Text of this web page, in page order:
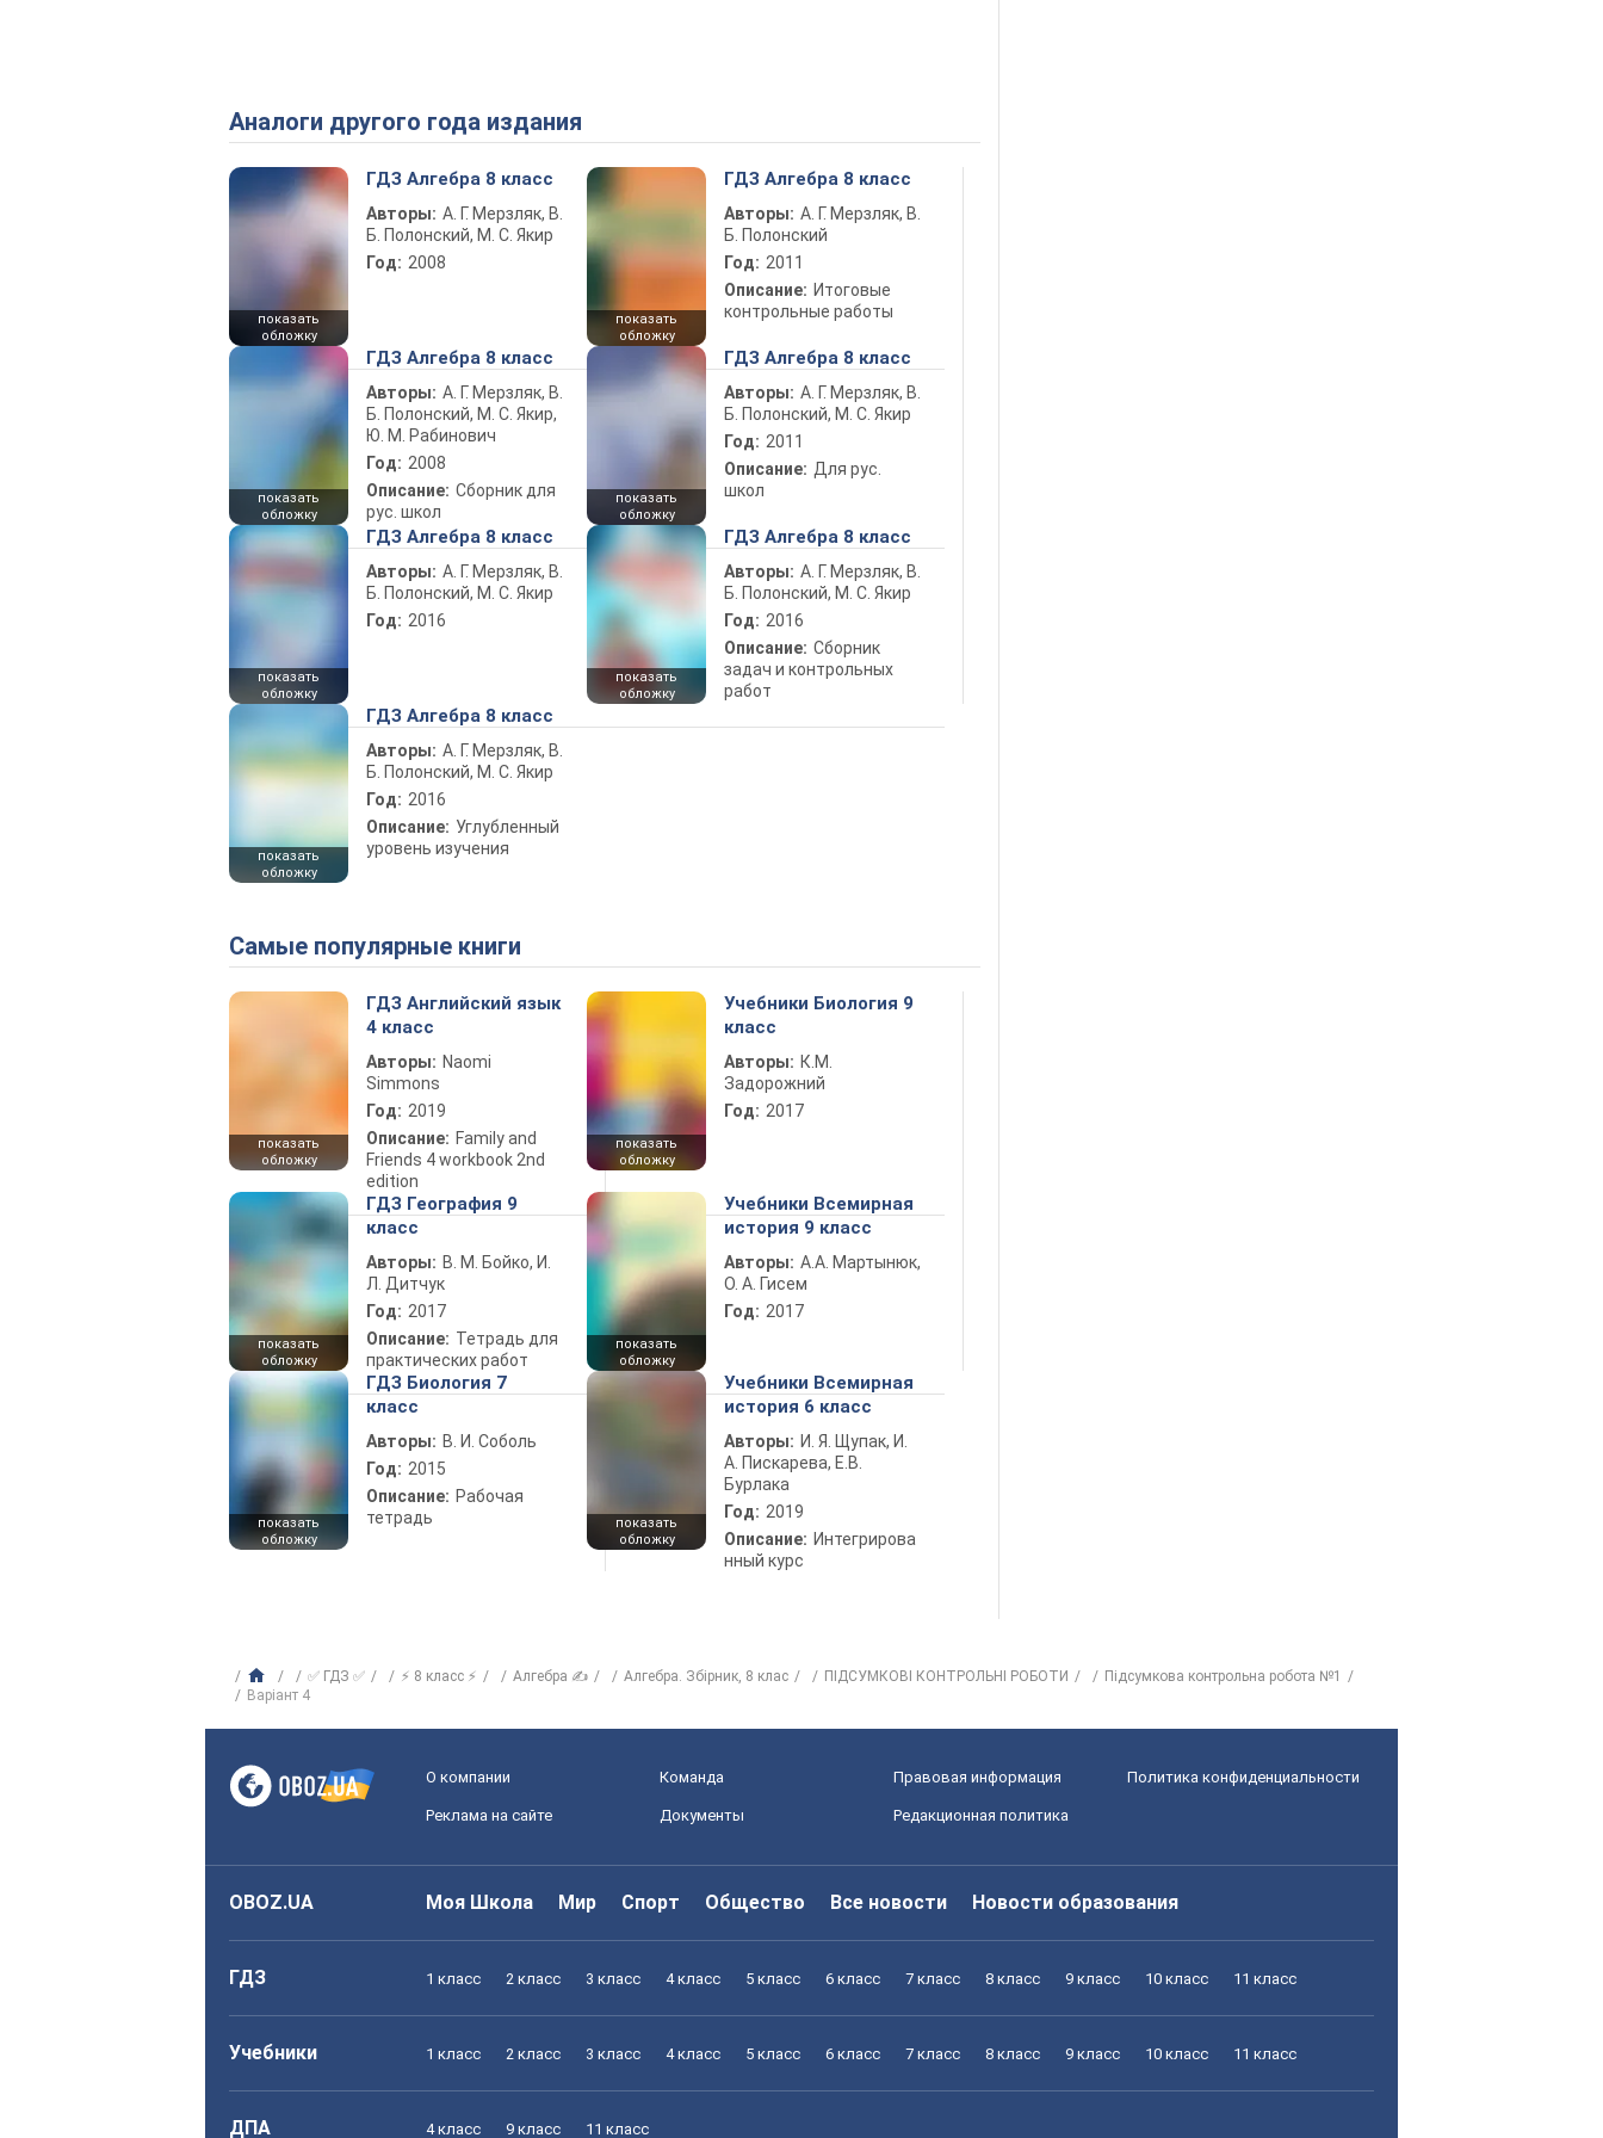
Аналоги другого года издания
показать
обложку
ГДЗ Алгебра 8 класс
Авторы: А. Г. Мерзляк, В.
Б. Полонский, М. С. Якир
Год: 2008
показать
обложку
ГДЗ Алгебра 8 класс
Авторы: А. Г. Мерзляк, В.
Б. Полонский
Год: 2011
Описание: Итоговые
контрольные работы
показать
обложку
ГДЗ Алгебра 8 класс
Авторы: А. Г. Мерзляк, В.
Б. Полонский, М. С. Якир,
Ю. М. Рабинович
Год: 2008
Описание: Сборник для
рус. школ
показать
обложку
ГДЗ Алгебра 8 класс
Авторы: А. Г. Мерзляк, В.
Б. Полонский, М. С. Якир
Год: 2011
Описание: Для рус.
школ
показать
обложку
ГДЗ Алгебра 8 класс
Авторы: А. Г. Мерзляк, В.
Б. Полонский, М. С. Якир
Год: 2016
показать
обложку
ГДЗ Алгебра 8 класс
Авторы: А. Г. Мерзляк, В.
Б. Полонский, М. С. Якир
Год: 2016
Описание: Сборник
задач и контрольных
работ
показать
обложку
ГДЗ Алгебра 8 класс
Авторы: А. Г. Мерзляк, В.
Б. Полонский, М. С. Якир
Год: 2016
Описание: Углубленный
уровень изучения
Самые популярные книги
показать
обложку
ГДЗ Английский язык
4 класс
Авторы: Naomi
Simmons
Год: 2019
Описание: Family and
Friends 4 workbook 2nd
edition
показать
обложку
Учебники Биология 9
класс
Авторы: К.М.
Задорожний
Год: 2017
показать
обложку
ГДЗ География 9
класс
Авторы: В. М. Бойко, И.
Л. Дитчук
Год: 2017
Описание: Тетрадь для
практических работ
показать
обложку
Учебники Всемирная
история 9 класс
Авторы: А.А. Мартынюк,
О. А. Гисем
Год: 2017
показать
обложку
ГДЗ Биология 7
класс
Авторы: В. И. Соболь
Год: 2015
Описание: Рабочая
тетрадь
показать
обложку
Учебники Всемирная
история 6 класс
Авторы: И. Я. Щупак, И.
А. Пискарева, Е.В.
Бурлака
Год: 2019
Описание: Интегрирова
нный курс
✅ ГДЗ ✅ ⚡ 8 класс ⚡ Алгебра ✍ Алгебра. Збірник, 8 клас ПІДСУМКОВІ КОНТРОЛЬНІ РОБОТИ
Підсумкова контрольна робота №1
Варіант 4
О компании Команда Правовая информация Политика конфиденциальности
Реклама на сайте Документы Редакционная политика
OBOZ.UA Моя Школа Мир Спорт Общество Все новости Новости образования
ГДЗ 1 класс 2 класс 3 класс 4 класс 5 класс 6 класс 7 класс 8 класс 9 класс 10 класс 11 класс
Учебники 1 класс 2 класс 3 класс 4 класс 5 класс 6 класс 7 класс 8 класс 9 класс 10 класс 11 класс
ДПА 4 класс 9 класс 11 класс